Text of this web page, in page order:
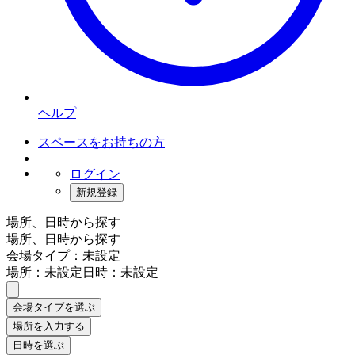
ヘルプ
スペースをお持ちの方
ログイン
新規登録
場所、日時から探す
場所、日時から探す
会場タイプ：未設定
場所：未設定日時：未設定
会場タイプを選ぶ
場所を入力する
日時を選ぶ